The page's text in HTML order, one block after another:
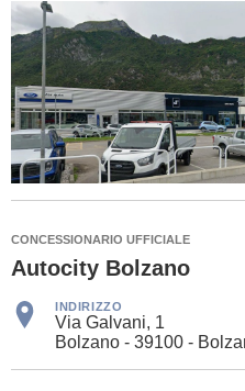
CONCESSIONARIO UFFICIALE
Autocity Bolzano
INDIRIZZO
Via Galvani, 1
Bolzano - 39100 -